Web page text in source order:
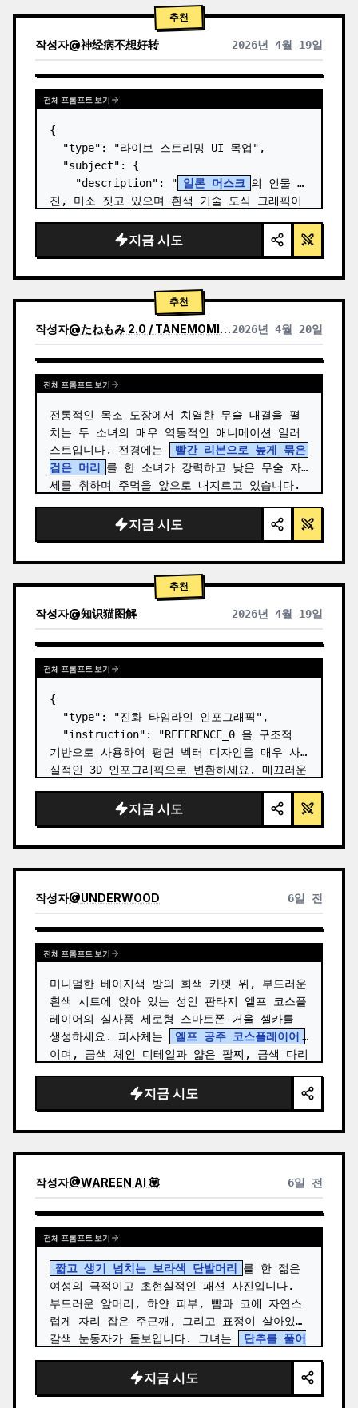
추천
작성자@神经病不想好转 2026년 4월 19일
전체 프롬프트 보기
{
  "type": "라이브 스트리밍 UI 목업",
  "subject": {
    "description": "
일론 머스크 의 인물 사
진, 미소 짓고 있으며 흰색 기술 도식 그래픽이
    "background": "왼쪽에는 '
SPACEX ' 텍
스트가 있는 화면,…
지금 시도
추천
작성자@たねもみ 2.0 / TANEMOMI VER2.0 2026년 4월 20일
전체 프롬프트 보기
전통적인 목조 도장에서 치열한 무술 대결을 펼
치는 두 소녀의 매우 역동적인 애니메이션 일러
스트입니다. 전경에는
빨간 리본으로 높게 묶은
검은 머리
를 한 소녀가 강력하고 낮은 무술 자
세를 취하며 주먹을 앞으로 내지르고 있습니다.
지금 시도
추천
작성자@知识猫图解 2026년 4월 19일
전체 프롬프트 보기
{
  "type": "진화 타임라인 인포그래픽",
  "instruction": "REFERENCE_0 을 구조적
기반으로 사용하여 평면 벡터 디자인을 매우 사
실적인 3D 인포그래픽으로 변환하세요. 매끄러운
을 고화질 실사 3D 모델로 업그레이드하세요.",
  "style": {
지 질감의 양피지\…
지금 시도
작성자@UNDERWOOD 6일 전
전체 프롬프트 보기
미니멀한 베이지색 방의 회색 카펫 위, 부드러운
흰색 시트에 앉아 있는 성인 판타지 엘프 코스플
레이어의 실사풍 세로형 스마트폰 거울 셀카를
생성하세요. 피사체는
엘프 공주 코스플레이어
이며, 금색 체인 디테일과 얇은 팔찌, 금색 다리
드레이프 판타지 의상을 착용하고 있습니다. …
지금 시도
작성자@WAREEN AI 💟 6일 전
전체 프롬프트 보기
짧고 생기 넘치는 보라색 단발머리
를 한 젊은
여성의 극적이고 초현실적인 패션 사진입니다.
부드러운 앞머리, 하얀 피부, 뺨과 코에 자연스
럽게 자리 잡은 주근깨, 그리고 표정이 살아있는
갈색 눈동자가 돋보입니다. 그녀는
단추를 풀어
몸에 딱 맞는 흰색 스쿱 넥 크롭 탑을 매치했으
며, 빈티…
지금 시도